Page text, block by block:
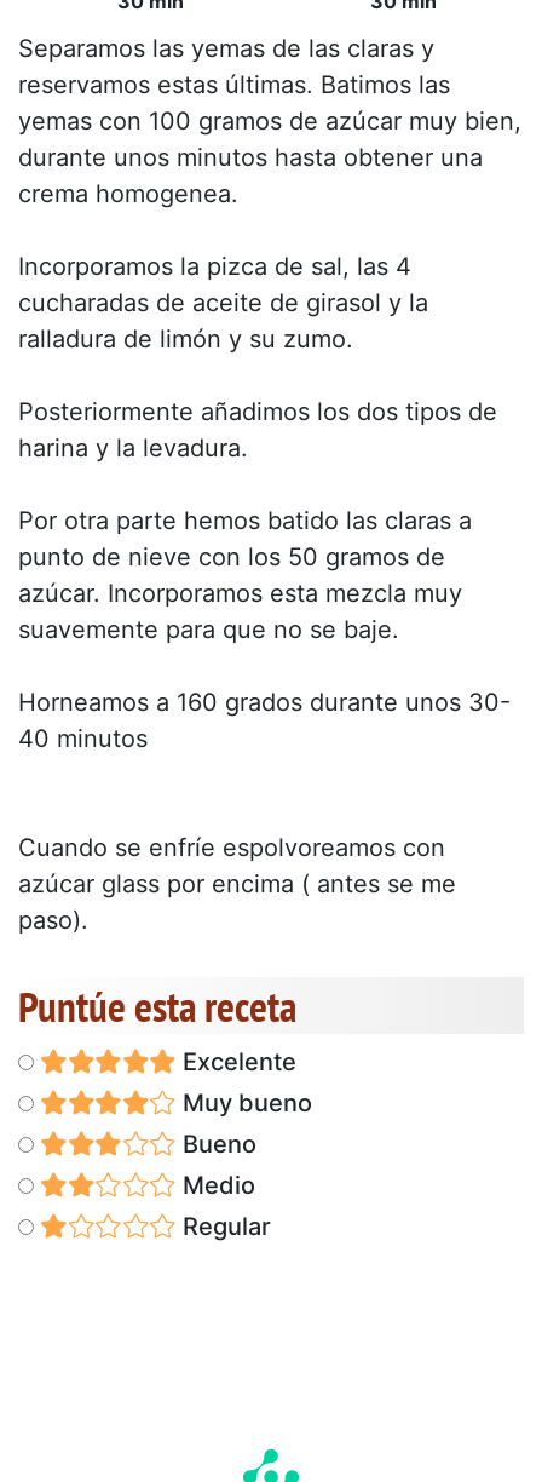
Separamos las yemas de las claras y
reservamos estas últimas. Batimos las
yemas con 100 gramos de azúcar muy bien,
durante unos minutos hasta obtener una
crema homogenea.
Incorporamos la pizca de sal, las 4
cucharadas de aceite de girasol y la
ralladura de limón y su zumo.
Posteriormente añadimos los dos tipos de
harina y la levadura.
Por otra parte hemos batido las claras a
punto de nieve con los 50 gramos de
azúcar. Incorporamos esta mezcla muy
suavemente para que no se baje.
Horneamos a 160 grados durante unos 30-
40 minutos
Cuando se enfríe espolvoreamos con
azúcar glass por encima ( antes se me
paso).
Puntúe esta receta
Excelente
Muy bueno
Bueno
Medio
Regular